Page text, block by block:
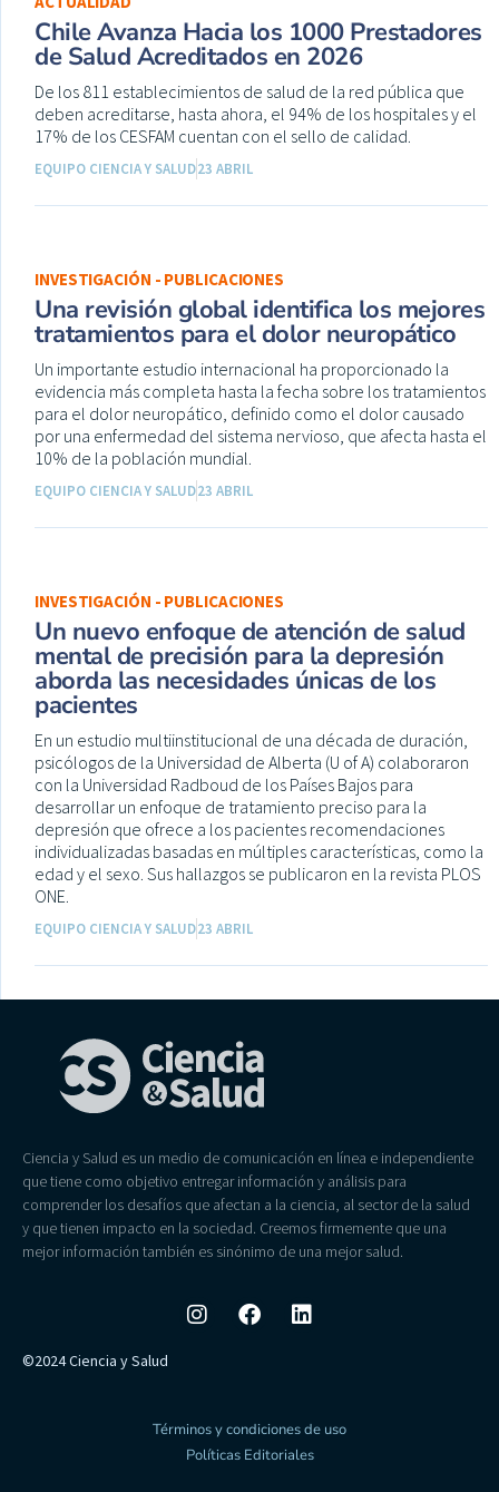
Chile Avanza Hacia los 1000 Prestadores
de Salud Acreditados en 2026
De los 811 establecimientos de salud de la red pública que
deben acreditarse, hasta ahora, el 94% de los hospitales y el
17% de los CESFAM cuentan con el sello de calidad.
EQUIPO CIENCIA Y SALUD23 ABRIL
INVESTIGACIÓN - PUBLICACIONES
Una revisión global identifica los mejores
tratamientos para el dolor neuropático
Un importante estudio internacional ha proporcionado la
evidencia más completa hasta la fecha sobre los tratamientos
para el dolor neuropático, definido como el dolor causado
por una enfermedad del sistema nervioso, que afecta hasta el
10% de la población mundial.
EQUIPO CIENCIA Y SALUD23 ABRIL
INVESTIGACIÓN - PUBLICACIONES
Un nuevo enfoque de atención de salud
mental de precisión para la depresión
aborda las necesidades únicas de los
pacientes
En un estudio multiinstitucional de una década de duración,
psicólogos de la Universidad de Alberta (U of A) colaboraron
con la Universidad Radboud de los Países Bajos para
desarrollar un enfoque de tratamiento preciso para la
depresión que ofrece a los pacientes recomendaciones
individualizadas basadas en múltiples características, como la
edad y el sexo. Sus hallazgos se publicaron en la revista PLOS
ONE.
EQUIPO CIENCIA Y SALUD23 ABRIL
Ciencia y Salud es un medio de comunicación en línea e independiente
que tiene como objetivo entregar información y análisis para
comprender los desafíos que afectan a la ciencia, al sector de la salud
y que tienen impacto en la sociedad. Creemos firmemente que una
mejor información también es sinónimo de una mejor salud.
©2024 Ciencia y Salud
Términos y condiciones de uso
Políticas Editoriales